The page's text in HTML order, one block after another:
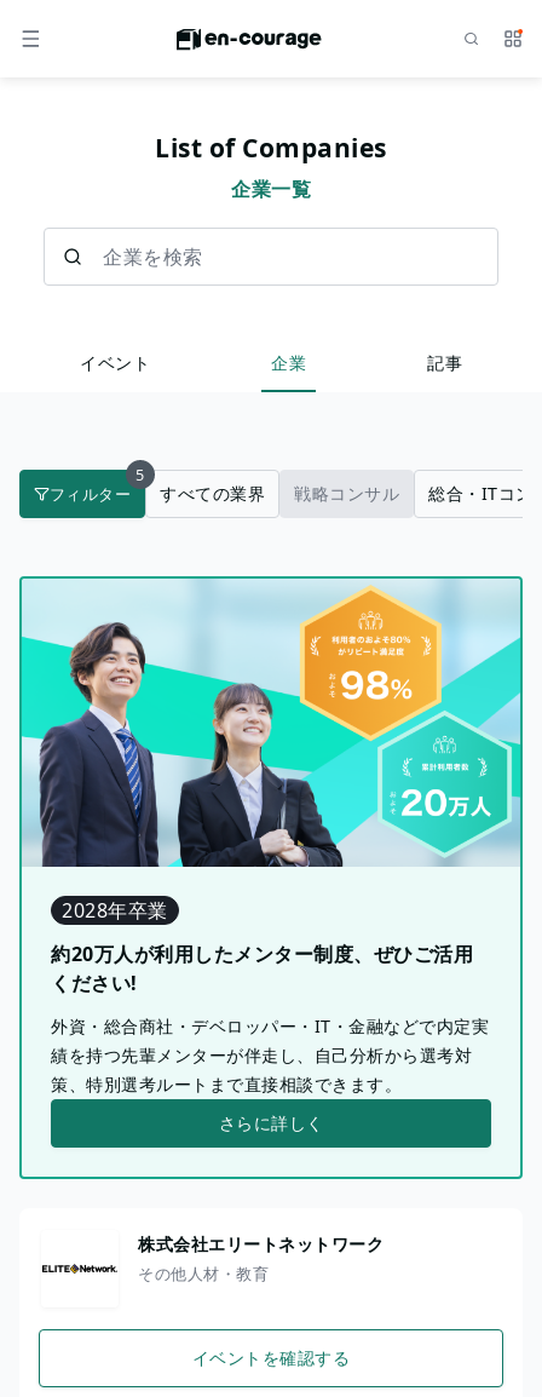
メニュー サ
List of Companies
企業一覧
イベント 企業 記事
フィルター
5
すべての業界 戦略コンサル 総合・ITコン
2028年卒業
約20万人が利用したメンター制度、ぜひご活用
ください!
外資・総合商社・デベロッパー・IT・金融などで内定実
績を持つ先輩メンターが伴走し、自己分析から選考対
策、特別選考ルートまで直接相談できます。
さらに詳しく
株式会社エリートネットワーク
その他人材・教育
イベントを確認する